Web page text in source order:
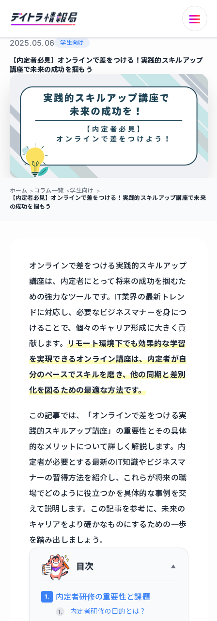
2025.05.06 学生向け
【内定者必見】オンラインで差をつける！実践的スキルアップ
講座で未来の成功を掴もう
ホーム コラム一覧
学生向け
【内定者必見】オンラインで差をつける！実践的スキルアップ講座で未来
の成功を掴もう
オンラインで差をつける実践的スキルアップ
講座は、内定者にとって将来の成功を掴むた
めの強力なツールです。IT業界の最新トレン
ドに対応し、必要なビジネスマナーを身につ
けることで、個々のキャリア形成に大きく貢
献します。 リモート環境下でも効果的な学習
を実現できるオンライン講座は、内定者が自
分のペースでスキルを磨き、他の同期と差別
化を図るための最適な方法です。
この記事では、「オンラインで差をつける実
践的スキルアップ講座」の重要性とその具体
的なメリットについて詳しく解説します。内
定者が必要とする最新のIT知識やビジネスマ
ナーの習得方法を紹介し、これらが将来の職
場でどのように役立つかを具体的な事例を交
えて説明します。この記事を参考に、未来の
キャリアをより確かなものにするための一歩
を踏み出しましょう。
目次
内定者研修の重要性と課題
内定者研修の目的とは？